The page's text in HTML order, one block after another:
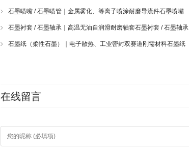
石墨喷嘴 / 石墨喷管｜金属雾化、等离子喷涂耐磨导流件石墨喷嘴
石墨衬套 / 石墨轴承｜高温无油自润滑耐磨轴套石墨衬套 / 石墨轴承
石墨纸（柔性石墨）｜电子散热、工业密封双赛道刚需材料石墨纸
在线留言